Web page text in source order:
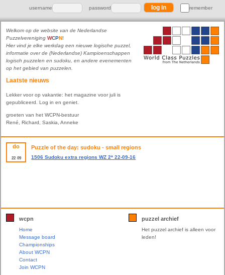
username password remember
Welkom op de website van de Nederlandse
Puzzelvereniging WCPN!
Hier vind je elke werkdag een nieuwe logische puzzel,
informatie over de (Nederlandse) Kampioenschappen
logisch puzzelen en sudoku, en andere evenementen
op het gebied van puzzelen.
Laatste nieuws
Lekker voor op vakantie: het magazine voor juli is
gepubliceerd. Log in en geniet.
groeten van het WCPN-bestuur
René, Richard, Saskia, Anneke
do
22 09
Puzzle of the day: sudoku - small regions
1506 Sudoku extra regions WZ 2* 22-09-16
wcpn
Home
Message board
Championships
About WCPN
Contact
Join WCPN
puzzel archief
Het puzzel archief is alleen voor
leden!